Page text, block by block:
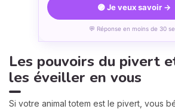
🟣 Je veux savoir →
💬 Réponse en moins de 30
Les pouvoirs du pivert
les éveiller en vous
Si votre animal totem est le pivert, vous